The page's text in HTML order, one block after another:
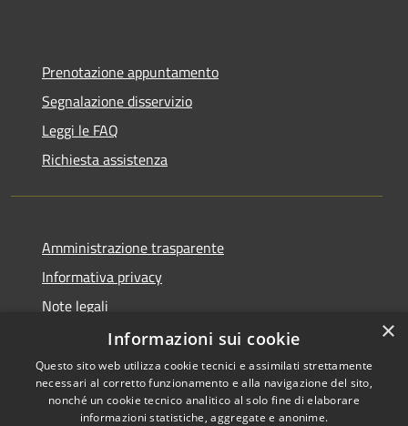
Prenotazione appuntamento
Segnalazione disservizio
Leggi le FAQ
Richiesta assistenza
Amministrazione trasparente
Informativa privacy
Note legali
Dichiarazione di accessibilità
×
Informazioni sui cookie
Questo sito web utilizza cookie tecnici e assimilati strettamente
necessari al corretto funzionamento e alla navigazione del sito,
nonché un cookie tecnico analitico al solo fine di elaborare
informazioni statistiche, aggregate e anonime.